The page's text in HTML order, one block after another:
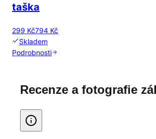
taška
299 Kč794 Kč
Skladem
Podrobnosti
Recenze a fotografie